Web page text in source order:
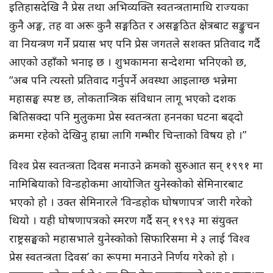
इतिहासदेखि नै प्रेस तथा अभिव्यक्ति स्वतन्त्रतामाथि राज्यका
कुनै अङ्ग, तह वा अरू कुनै सङ्गठित र असङ्गठित क्षेत्रबाट सङ्कुचन
वा नियन्त्रण गर्ने प्रयास भए पनि प्रेस जगतले सशक्त प्रतिवाद गर्दै
आएको उहाँको भनाइ छ । शुभकामना सन्देशमा भनिएको छ,
“अब पनि त्यस्तो प्रतिवाद गर्नुपर्ने अवस्था आइलाग्छ भन्नेमा
महासङ्घ स्पष्ट छ, लोकतान्त्रिक संविधान लागू भएको दशक
बितिसक्दा पनि मुलुकमा प्रेस स्वतन्त्रता हननका घटना बढ्दो
क्रममा रहेको देखिनु हाम्रा लागि गम्भीर चिन्ताको विषय हो ।”
विश्व प्रेस स्वतन्त्रता दिवस मनाउने क्रमको सुरुआत सन् १९९१ मा
नामिबियाको विन्डहोकमा आयोजित युनेस्कोको सेमिनारबाट
भएको हो । उक्त सेमिनारले ‘विन्डहोक घोषणापत्र’ जारी गरेको
थियो । यही घोषणापत्रको स्मरण गर्दै सन् १९९३ मा संयुक्त
राष्ट्रसङ्घको महासभाले युनेस्कोको सिफारिसमा मे ३ लाई ‘विश्व
प्रेस स्वतन्त्रता दिवस’ का रूपमा मनाउने निर्णय गरेको हो ।